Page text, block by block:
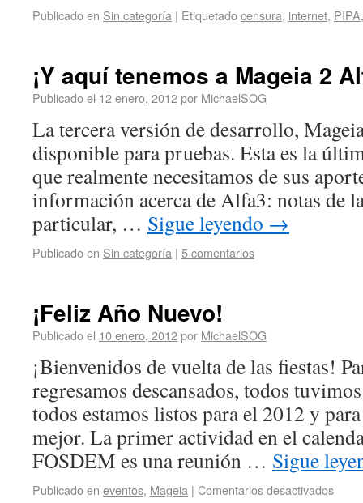
Publicado en Sin categoría | Etiquetadocensura, internet, PIPA
¡Y aquí tenemos a Mageia 2
Publicado el 12 enero, 2012por MichaelSOG
La tercera versión de desarrollo,
disponible para pruebas. Esta es la
que realmente necesitamos de sus
información acerca de Alfa3: notas de
particular, … Sigue leyendo →
Publicado en Sin categoría | 5 comentarios
¡Feliz Año Nuevo!
Publicado el 10 enero, 2012por MichaelSOG
¡Bienvenidos de vuelta de las fiestas!
regresamos descansados, todos
todos estamos listos para el 2012 y
mejor. La primer actividad en el
FOSDEM es una reunión … Sigue
Publicado en eventos, Mageia | Comentarios desactivados